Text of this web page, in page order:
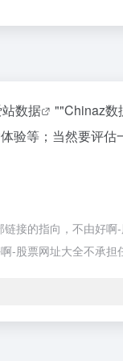
数据 ""Chinaz数
验等；当然要评
接的指向，不由好
-股票网址大全不承担